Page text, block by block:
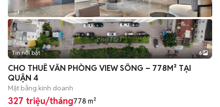
+2
Tin nổi bật 6
CHO THUÊ VĂN PHÒNG VIEW SÔNG – 778M² TẠI
QUẬN 4
Mặt bằng kinh doanh
327 triệu/tháng778 m²